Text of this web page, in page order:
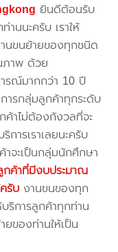
ยินดีต้อนรับ
านนะครับ เราให้
นขนย้ายของทุกชนิด
าพ ด้วย
รณ์มากกว่า 10 ปี
การกลุ่มลูกค้าทุกระดับ
าไม่ต้องกังวลที่จะ
ริการเราเลยนะครับ
าจะเป็นกลุ่มนักศึกษา
กค้าที่มีงบประมาณ
รับ งานขนของทุก
บริการลูกค้าทุกท่าน
ของท่านให้เป็น